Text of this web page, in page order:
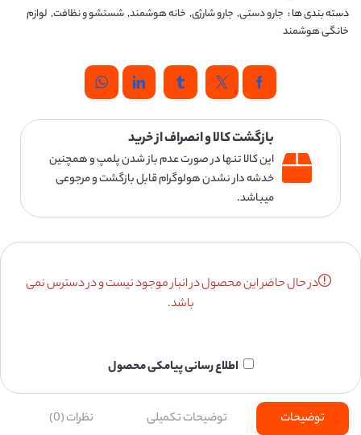
دسته بندی ها : جارو دستی, جارو شارژی, خانه هوشمند,شستشو و نظافت, لوازم
خانگی هوشمند
بازگشت کالا و انصراف از خرید
این کالا تنها در صورت عدم باز شدن پلمپ و همچنین
خدشه دار نشدن هولوگرام قابل بازگشت و مرجوعی
میباشد.
در حال حاضر این محصول در انبار موجود نیست و در دسترس نمی
باشد.
اطلاع رسانی پیامکی محصول
توضیحات توضیحات تکمیلی نظرات (0)